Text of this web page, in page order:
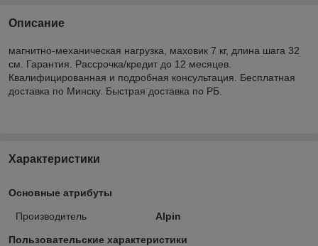
Описание
магнитно-механическая нагрузка, маховик 7 кг, длина шага 32
см. Гарантия. Рассрочка/кредит до 12 месяцев.
Квалифицированная и подробная консультация. Бесплатная
доставка по Минску. Быстрая доставка по РБ.
Характеристики
Основные атрибуты
Производитель Alpin
Пользовательские характеристики